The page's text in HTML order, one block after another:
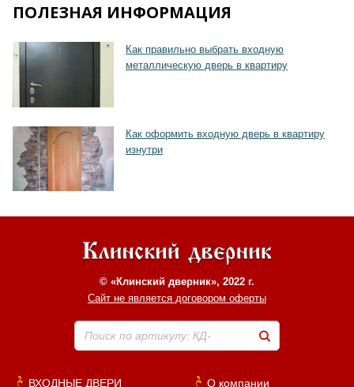
ПОЛЕЗНАЯ ИНФОРМАЦИЯ
Как правильно выбрать входную
металлическую дверь в квартиру
Как оформить входную дверь в квартиру
изнутри
© «Клинский дверник», 2022 г.
Сайт не является договором оферты
Поиск по артикулу: КД-
ВХОДНЫЕ ДВЕРИ
О компании